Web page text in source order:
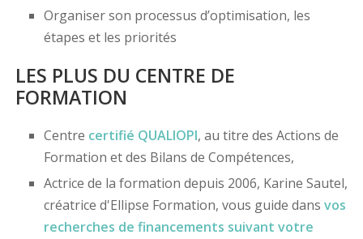
Organiser son processus d’optimisation, les
étapes et les priorités
LES PLUS DU CENTRE DE
FORMATION
Centre certifié QUALIOPI, au titre des Actions de
Formation et des Bilans de Compétences,
Actrice de la formation depuis 2006, Karine Sautel,
créatrice d'Ellipse Formation, vous guide dans vos
recherches de financements suivant votre